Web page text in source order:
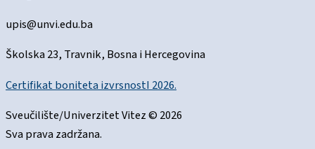
upis@unvi.edu.ba
Školska 23, Travnik, Bosna i Hercegovina
Certifikat boniteta izvrsnostI 2026.
Sveučilište/Univerzitet Vitez © 2026
Sva prava zadržana.